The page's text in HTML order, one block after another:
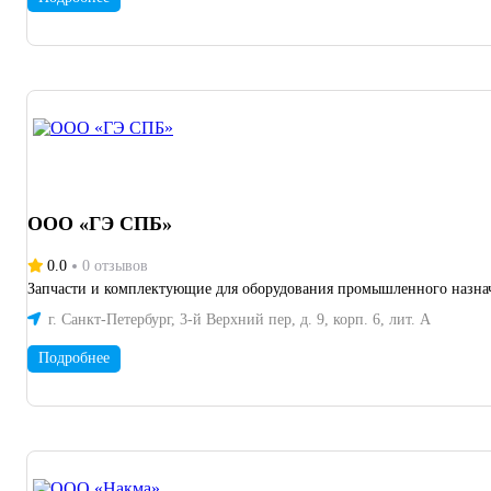
ООО «ГЭ СПБ»
0.0
0 отзывов
Запчасти и комплектующие для оборудования промышленного
г. Санкт-Петербург, 3-й Верхний пер, д. 9, корп. 6, лит. А
Подробнее